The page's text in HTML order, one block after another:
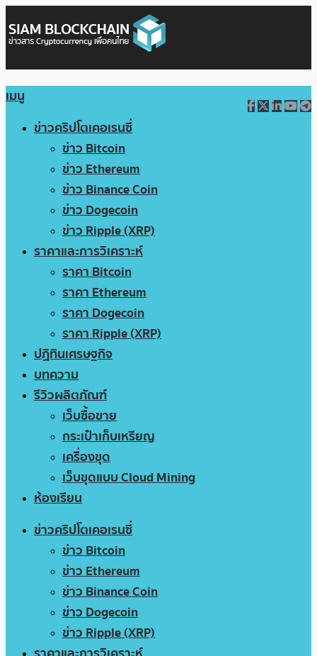
เมนู
ข่าวคริปโตเคอเรนซี่
ข่าว Bitcoin
ข่าว Ethereum
ข่าว Binance Coin
ข่าว Dogecoin
ข่าว Ripple (XRP)
ราคาและการวิเคราะห์
ราคา Bitcoin
ราคา Ethereum
ราคา Dogecoin
ราคา Ripple (XRP)
ปฏิทินเศรษฐกิจ
บทความ
รีวิวผลิตภัณฑ์
เว็บซื้อขาย
กระเป๋าเก็บเหรียญ
เครื่องขุด
เว็บขุดแบบ Cloud Mining
ห้องเรียน
ข่าวคริปโตเคอเรนซี่
ข่าว Bitcoin
ข่าว Ethereum
ข่าว Binance Coin
ข่าว Dogecoin
ข่าว Ripple (XRP)